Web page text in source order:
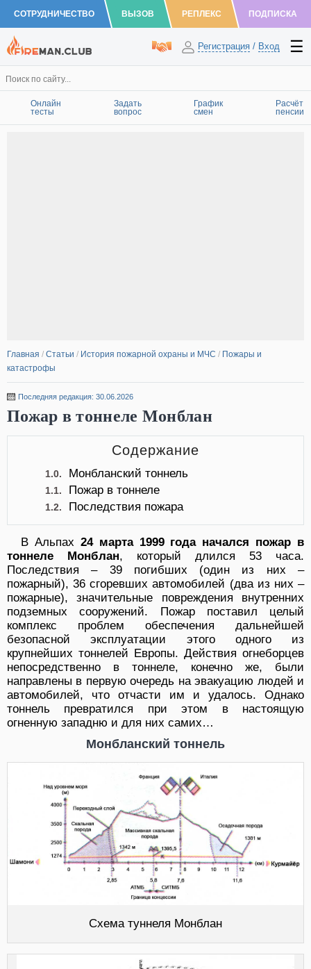
СОТРУДНИЧЕСТВО ВЫЗОВ РЕПЛЕКС ПОДПИСКА
Регистрация / Вход
Онлайн
тесты
Задать
вопрос
График
смен
Расчёт
пенсии
Главная / Статьи / История пожарной охраны и МЧС / Пожары и
катастрофы
Последняя редакция: 30.06.2026
Пожар в тоннеле Монблан
Содержание
1.0. Монбланский тоннель
1.1. Пожар в тоннеле
1.2. Последствия пожара
В Альпах 24 марта 1999 года начался пожар в
тоннеле Монблан, который длился 53 часа.
Последствия – 39 погибших (один из них –
пожарный), 36 сгоревших автомобилей (два из них –
пожарные), значительные повреждения внутренних
подземных сооружений. Пожар поставил целый
комплекс проблем обеспечения дальнейшей
безопасной эксплуатации этого одного из
крупнейших тоннелей Европы. Действия огнеборцев
непосредственно в тоннеле, конечно же, были
направлены в первую очередь на эвакуацию людей и
автомобилей, что отчасти им и удалось. Однако
тоннель превратился при этом в настоящую
огненную западню и для них самих…
Монбланский тоннель
Схема туннеля Монблан